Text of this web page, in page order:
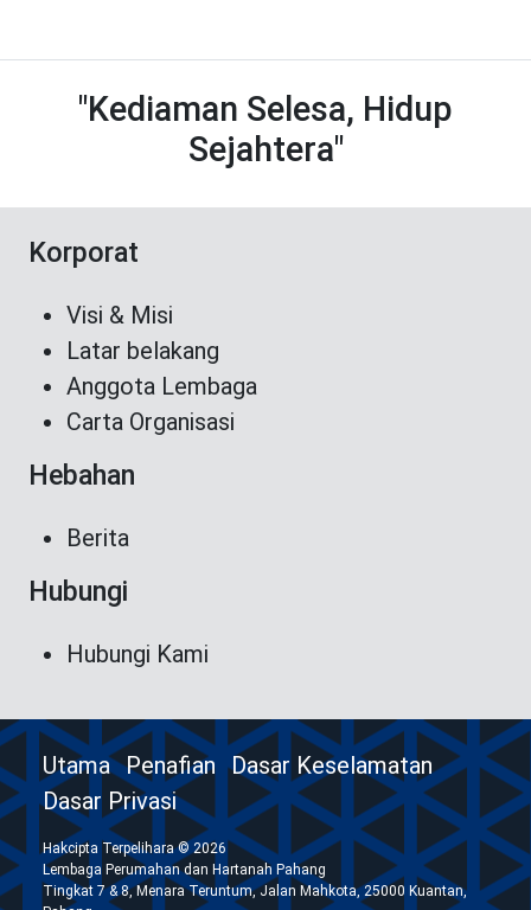
"Kediaman Selesa, Hidup
Sejahtera"
Korporat
Visi & Misi
Latar belakang
Anggota Lembaga
Carta Organisasi
Hebahan
Berita
Hubungi
Hubungi Kami
Utama Penafian Dasar Keselamatan
Dasar Privasi
Hakcipta Terpelihara © 2026
Lembaga Perumahan dan Hartanah Pahang
Tingkat 7 & 8, Menara Teruntum, Jalan Mahkota, 25000 Kuantan,